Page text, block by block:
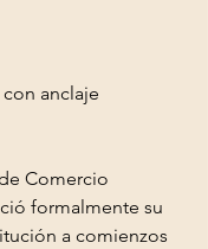
anclaje
Comercio
formalmente su
a comienzos